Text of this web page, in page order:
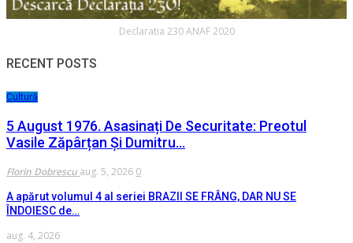
Declaratia 230 ANAF 2020
RECENT POSTS
Cultură
5 August 1976. Asasinați De Securitate: Preotul
Vasile Zăpârțan Și Dumitru…
Florin Dobrescu aug. 5, 2026 0
A apărut volumul 4 al seriei BRAZII SE FRÂNG, DAR NU SE
ÎNDOIESC de…
aug. 4, 2026